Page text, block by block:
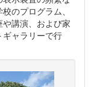
のプログラム、
講演、および家
ャラリーで行